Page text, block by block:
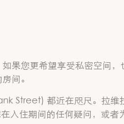
果您更希望享受私密空间
间。
Street) 都近在咫尺。拉
入住期间的任何疑问，或者